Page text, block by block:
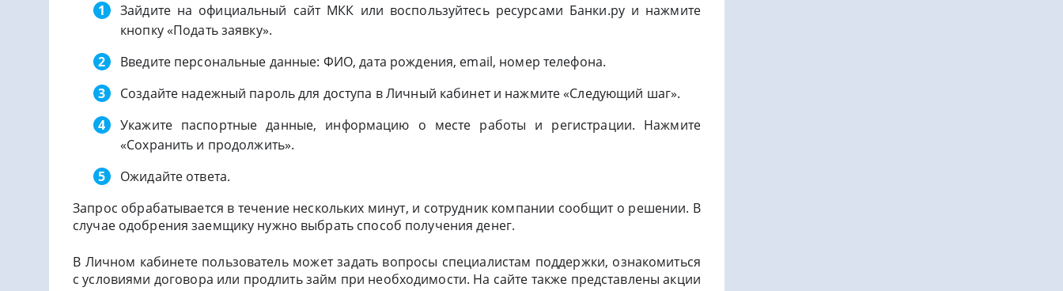
Зайдите на официальный сайт МКК или воспользуйтесь ресурсами Банки.ру и нажмите
кнопку «Подать заявку».
Введите персональные данные: ФИО, дата рождения, email, номер телефона.
Создайте надежный пароль для доступа в Личный кабинет и нажмите «Следующий шаг».
Укажите паспортные данные, информацию о месте работы и регистрации. Нажмите
«Сохранить и продолжить».
Ожидайте ответа.
Запрос обрабатывается в течение нескольких минут, и сотрудник компании сообщит о решении. В
случае одобрения заемщику нужно выбрать способ получения денег.
В Личном кабинете пользователь может задать вопросы специалистам поддержки, ознакомиться
с условиями договора или продлить займ при необходимости. На сайте также представлены акции